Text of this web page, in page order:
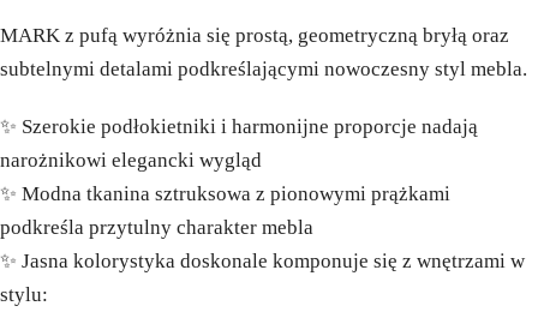
MARK z pufą wyróżnia się prostą, geometryczną bryłą oraz
subtelnymi detalami podkreślającymi nowoczesny styl mebla.
✨ Szerokie podłokietniki i harmonijne proporcje nadają
narożnikowi elegancki wygląd
✨ Modna tkanina sztruksowa z pionowymi prążkami
podkreśla przytulny charakter mebla
✨ Jasna kolorystyka doskonale komponuje się z wnętrzami w
stylu: